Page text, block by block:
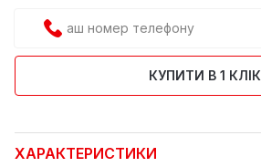
КУПИТИ В 1 КЛІК
ХАРАКТЕРИСТИКИ